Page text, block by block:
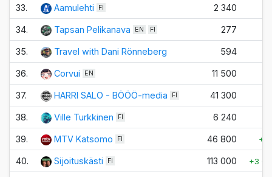
33. Aamulehti FI 2 340
34. Tapsan Pelikanava EN FI 277
35. Travel with Dani Rönneberg 594
36. Corvui EN 11 500
37. HARRI SALO - BÖÖÖ-media FI 41 300
38. Ville Turkkinen FI 6 240
39. MTV Katsomo FI 46 800
40. Sijoituskästi FI 113 000 +3